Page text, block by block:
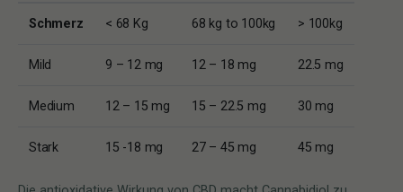
Schmerz < 68 Kg 68 kg to 100kg > 100kg
Mild 9 – 12 mg 12 – 18 mg 22.5 mg
Medium 12 – 15 mg 15 – 22.5 mg 30 mg
Stark 15 -18 mg 27 – 45 mg 45 mg